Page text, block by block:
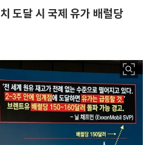
도달 시 국제 유가 배럴당